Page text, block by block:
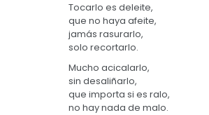
Tocarlo es deleite,
que no haya afeite,
jamás rasurarlo,
solo recortarlo.
Mucho acicalarlo,
sin desaliñarlo,
que importa si es ralo,
no hay nada de malo.